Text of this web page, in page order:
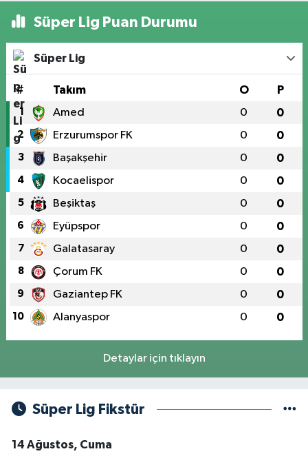
Süper Lig Puan Durumu
Süper Lig
# Takım O P
1 Amed 0 0
2 Erzurumspor FK 0 0
3 Başakşehir 0 0
4 Kocaelispor 0 0
5 Beşiktaş 0 0
6 Eyüpspor 0 0
7 Galatasaray 0 0
8 Çorum FK 0 0
9 Gaziantep FK 0 0
10 Alanyaspor 0 0
Detaylar için tıklayın
Süper Lig Fikstür
14 Ağustos, Cuma